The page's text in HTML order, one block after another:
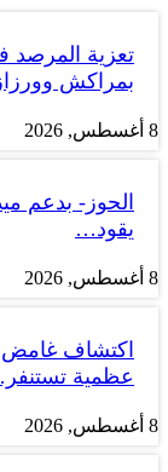
تعزية المرصد
بمراكش
8 أغسطس, 2026
الحوز- بدعم
يقود…
8 أغسطس, 2026
اكتشاف غامض
عظمية
8 أغسطس, 2026